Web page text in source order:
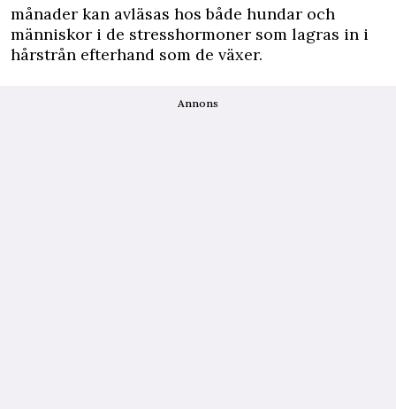
månader kan avläsas hos både hundar och
människor i de stresshormoner som lagras in i
hårstrån efterhand som de växer.
Annons